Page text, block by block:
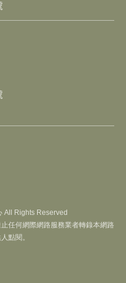
All Rights Reserved
任何網際網路服務業者轉錄本網路
點閱。